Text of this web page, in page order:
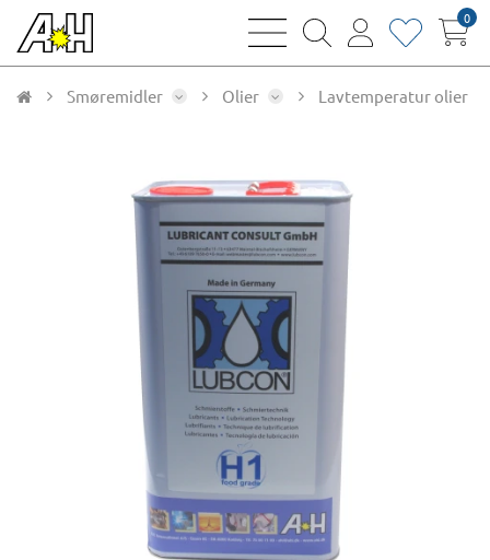
bars
magnifying
user
heart0
Smøremidler Olier Lavtemperatur olier